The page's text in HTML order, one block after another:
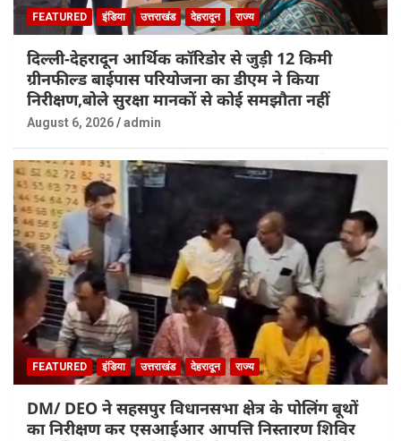
FEATURED इंडिया उत्तराखंड देहरादून राज्य
दिल्ली-देहरादून आर्थिक कॉरिडोर से जुड़ी 12 किमी
ग्रीनफील्ड बाईपास परियोजना का डीएम ने किया
निरीक्षण,बोले सुरक्षा मानकों से कोई समझौता नहीं
August 6, 2026 admin
FEATURED इंडिया उत्तराखंड देहरादून राज्य
DM/ DEO ने सहसपुर विधानसभा क्षेत्र के पोलिंग बूथों
का निरीक्षण कर एसआईआर आपत्ति निस्तारण शिविर